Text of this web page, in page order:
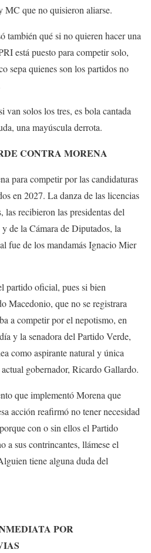
que no quisieron aliarse.
también qué si no quieren hacer una
está puesto para competir solo,
sepa quienes son los partidos no
van solos los tres, es bola cantada
una mayúscula derrota.
CONTRA MORENA
para competir por las candidaturas
en 2027. La danza de las licencias
las recibieron las presidentas del
de la Cámara de Diputados, la
fue de los mandamás Ignacio Mier
partido oficial, pues si bien
Macedonio, que no se registrara
a competir por el nepotismo, en
y la senadora del Partido Verde,
como aspirante natural y única
gobernador, Ricardo Gallardo.
que implementó Morena que
acción reafirmó no tener necesidad
con o sin ellos el Partido
a sus contrincantes, llámese el
tiene alguna duda del
POR